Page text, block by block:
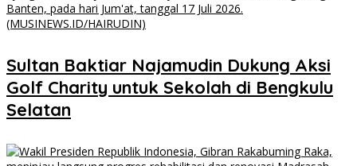
Sultan Baktiar Najamudin Dukung Aksi
Golf Charity untuk Sekolah di Bengkulu
Selatan